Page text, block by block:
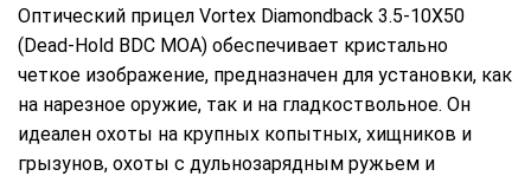
Оптический прицел Vortex Diamondback 3.5-10X50
(Dead-Hold BDC MOA) обеспечивает кристально
четкое изображение, предназначен для установки, как
на нарезное оружие, так и на гладкоствольное. Он
идеален охоты на крупных копытных, хищников и
грызунов, охоты с дульнозарядным ружьем и